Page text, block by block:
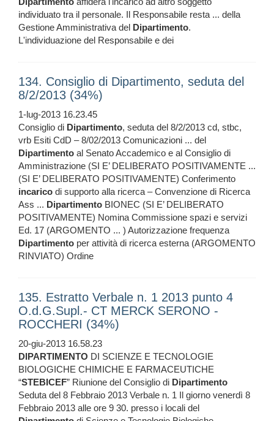
individuato tra il personale. Il Responsabile resta ... della
Gestione Amministrativa del Dipartimento.
L'individuazione del Responsabile e dei
134. Consiglio di Dipartimento, seduta del
8/2/2013 (34%)
1-lug-2013 16.23.45
Consiglio di Dipartimento, seduta del 8/2/2013 cd, stbc,
vrb Esiti CdD – 8/02/2013 Comunicazioni ... del
Dipartimento al Senato Accademico e al Consiglio di
Amministrazione (SI E’ DELIBERATO POSITIVAMENTE ...
(SI E’ DELIBERATO POSITIVAMENTE) Conferimento
incarico di supporto alla ricerca – Convenzione di Ricerca
Ass ... Dipartimento BIONEC (SI E’ DELIBERATO
POSITIVAMENTE) Nomina Commissione spazi e servizi
Ed. 17 (ARGOMENTO ... ) Autorizzazione frequenza
Dipartimento per attività di ricerca esterna (ARGOMENTO
RINVIATO) Ordine
135. Estratto Verbale n. 1 2013 punto 4
O.d.G.Supl.- CT MERCK SERONO -
ROCCHERI (34%)
20-giu-2013 16.58.23
DIPARTIMENTO DI SCIENZE E TECNOLOGIE
BIOLOGICHE CHIMICHE E FARMACEUTICHE
“STEBICEF” Riunione del Consiglio di Dipartimento
Seduta del 8 Febbraio 2013 Verbale n. 1 Il giorno venerdì 8
Febbraio 2013 alle ore 9 30. presso i locali del